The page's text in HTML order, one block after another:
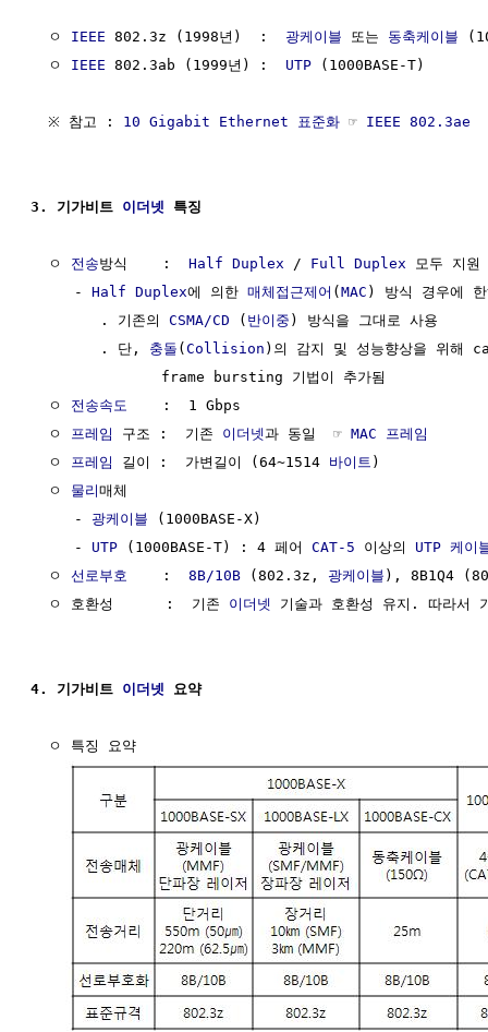
  ㅇ
IEEE 802.3z (1998년)  : 광케이블 또는 동축케이블
  ㅇ
IEEE 802.3ab (1999년) : UTP (1000BASE-T)
  ※ 참고 :
10 Gigabit Ethernet 표준화 ☞ IEEE 802.3ae
3. 기가비트 이더넷 특징
  ㅇ
전송방식    : Half Duplex / Full Duplex 모두 지원
     -
Half Duplex에 의한 매체접근제어 (MAC ) 방식 경우에
        . 기존의
CSMA/CD ( 반이중 ) 방식을 그대로 사용
        . 단,
충돌 (Collision )의 감지 및 성능향상을 위
               frame bursting 기법이 추가됨
  ㅇ
전송속도
    :  1 Gbps
  ㅇ
프레임 구조 :  기존 이더넷과 동일  ☞ MAC 프레임
  ㅇ
프레임 길이 :  가변길이 (64~1514 바이트 )
  ㅇ
물리매체
     -
광케이블 (1000BASE-X)
     -
UTP (1000BASE-T) : 4 페어 CAT-5 이상의 UTP 케이
  ㅇ
선로부호
    :
8B/10B (802.3z, 광케이블 ), 8B1Q4
  ㅇ 호환성      :  기존
이더넷 기술과 호환성 유지. 따라서
4. 기가비트 이더넷 요약
  ㅇ 특징 요약